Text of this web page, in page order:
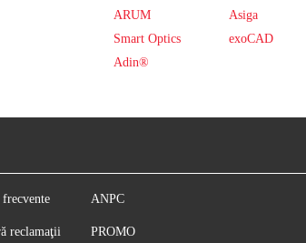
ARUM
Asiga
Smart Optics
exoCAD
Adin®
reclamaţii
ANPC
PROMO